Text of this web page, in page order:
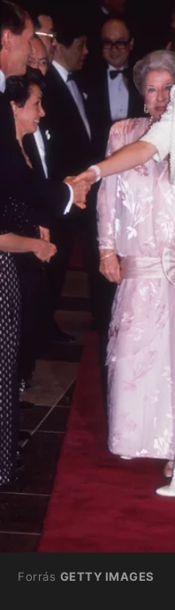
Forrás GETTY IMAGES